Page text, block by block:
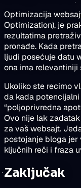
Optimizacija
Optimization), je
rezultatima
pronađe. Kada
ljudi posećuje datu
ona ima
Ukoliko ste recimo
da kada
“poljoprivredna
Ovo nije lak
za vaš websajt.
postojanje bloga jer
ključnih reči i fraza
Zaključak